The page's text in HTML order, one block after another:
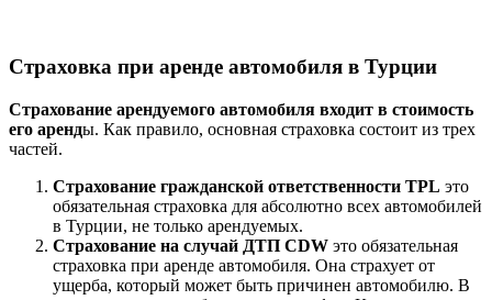
Страховка при аренде автомобиля в Турции
Страхование арендуемого автомобиля входит в стоимость
его аренды. Как правило, основная страховка состоит из трех
частей.
Страхование гражданской ответственности TPL это
обязательная страховка для абсолютно всех автомобилей
в Турции, не только арендуемых.
Страхование на случай ДТП CDW это обязательная
страховка при аренде автомобиля. Она страхует от
ущерба, который может быть причинен автомобилю. В